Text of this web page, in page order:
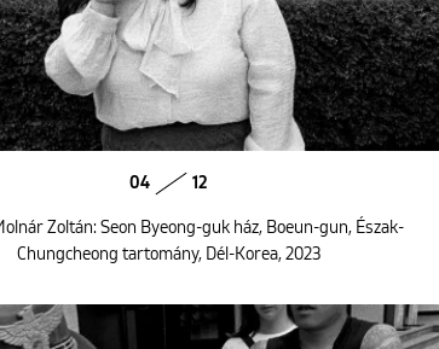
04 12
Zoltán: Seon Byeong-guk ház, Boeun-gun, Észak-
Chungcheong tartomány, Dél-Korea, 2023